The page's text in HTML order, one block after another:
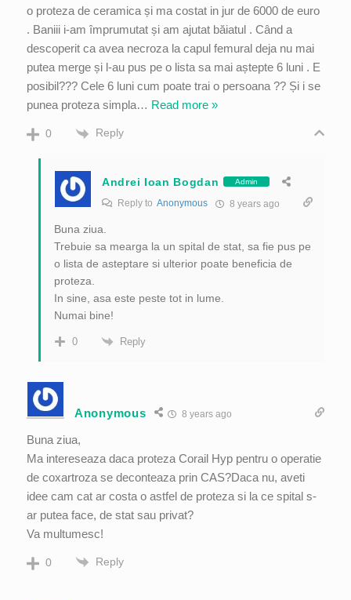
o proteza de ceramica și ma costat in jur de 6000 de euro
. Baniii i-am împrumutat și am ajutat băiatul . Când a
descoperit ca avea necroza la capul femural deja nu mai
putea merge și l-au pus pe o lista sa mai aștepte 6 luni . E
posibil??? Cele 6 luni cum poate trai o persoana ?? Și i se
punea proteza simpla… Read more »
0 Reply
Andrei Ioan Bogdan Admin
Reply to Anonymous 8 years ago
Buna ziua.
Trebuie sa mearga la un spital de stat, sa fie pus pe
o lista de asteptare si ulterior poate beneficia de
proteza.
In sine, asa este peste tot in lume.
Numai bine!
0 Reply
Anonymous 8 years ago
Buna ziua,
Ma intereseaza daca proteza Corail Hyp pentru o operatie
de coxartroza se deconteaza prin CAS?Daca nu, aveti
idee cam cat ar costa o astfel de proteza si la ce spital s-
ar putea face, de stat sau privat?
Va multumesc!
0 Reply